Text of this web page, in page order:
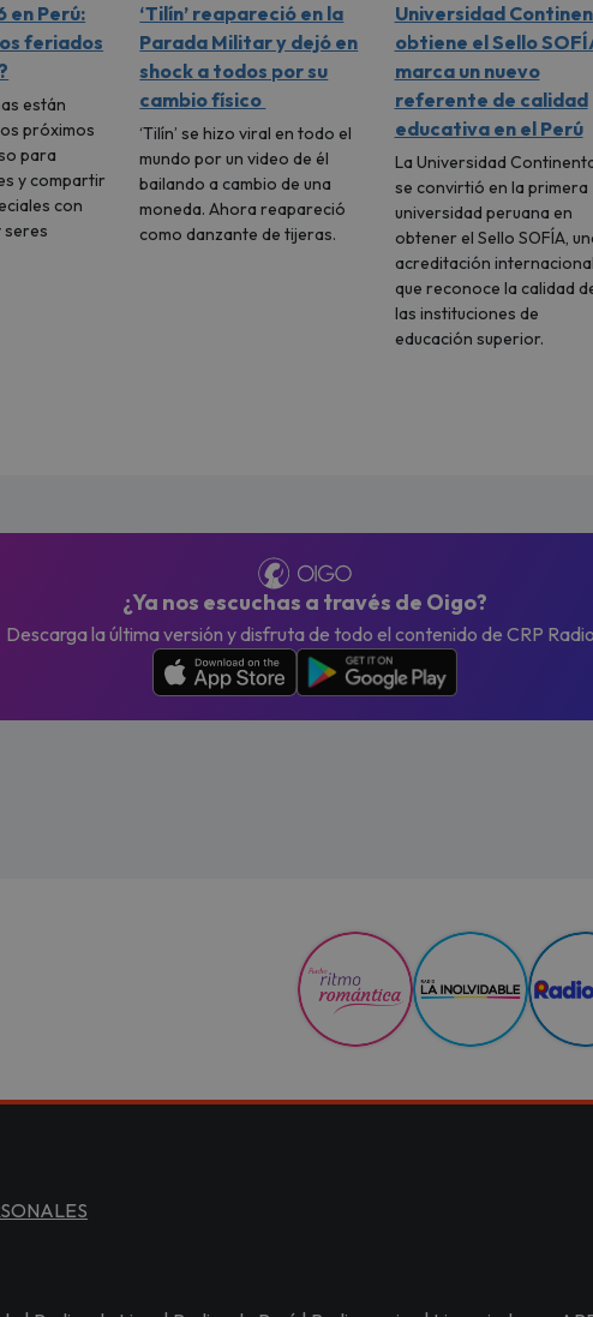
en Perú:
feriados
están
próximos
para
y compartir
con
seres
‘Tilín’ reapareció en la
Parada Militar y dejó en
shock a todos por su
cambio físico
‘Tilín’ se hizo viral en todo el
mundo por un video de él
bailando a cambio de una
moneda. Ahora reapareció
como danzante de tijeras.
Universidad
obtiene el Sello
marca un nuevo
referente de calidad
educativa en el Perú
La Universidad
se convirtió en la primera
universidad peruana en
obtener el Sello SOFÍA,
acreditación internacional
que reconoce la calidad
las instituciones de
educación superior.
¿Ya nos escuchas a través de Oigo?
Descarga la última versión y disfruta de todo el contenido de CRP